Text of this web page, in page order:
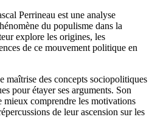
Perrineau est une analyse
du populisme dans la
explore les origines, les
de ce mouvement politique en
maîtrise des concepts sociopolitiques
pour étayer ses arguments. Son
mieux comprendre les motivations
de leur ascension sur les